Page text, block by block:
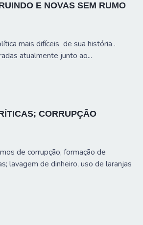
E NOVAS SEM RUMO
mais difíceis de sua história .
atualmente junto ao...
CORRUPÇÃO
de corrupção, formação de
lavagem de dinheiro, uso de laranjas